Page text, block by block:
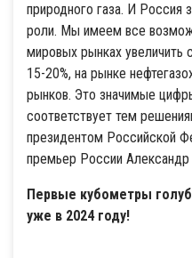
природного газа. И Россия
роли. Мы имеем все
мировых рынках
15-20%, на рынке
рынков. Это значимые
соответствует тем
президентом Российской
премьер России Александр
Первые кубометры
уже в 2024 году!